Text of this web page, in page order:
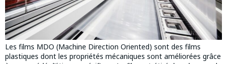
Les films MDO (Machine Direction Oriented) sont des films
plastiques dont les propriétés mécaniques sont améliorées grâce